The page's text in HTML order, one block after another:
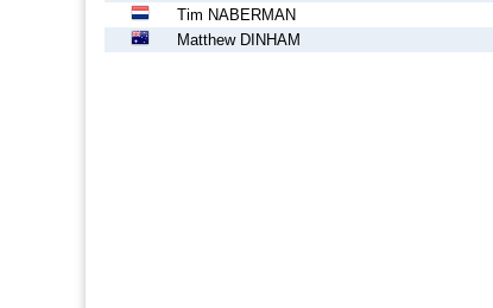
Tim NABERMAN
Matthew DINHAM